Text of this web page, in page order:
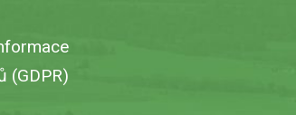
(GDPR)